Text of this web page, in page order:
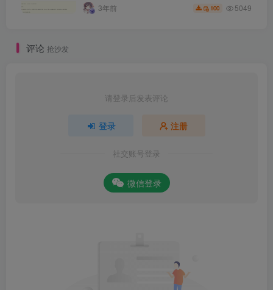
3年前 100 5049
评论 抢沙发
请登录后发表评论
登录 注册
社交账号登录
微信登录